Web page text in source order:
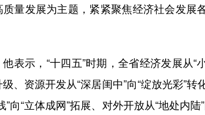
量发展为主题，紧紧聚焦经济社会发展
示，“十四五”时期，全省经济发展从“
、资源开发从“深居闺中”向“绽放光彩”转
向“立体成网”拓展、对外开放从“地处内陆